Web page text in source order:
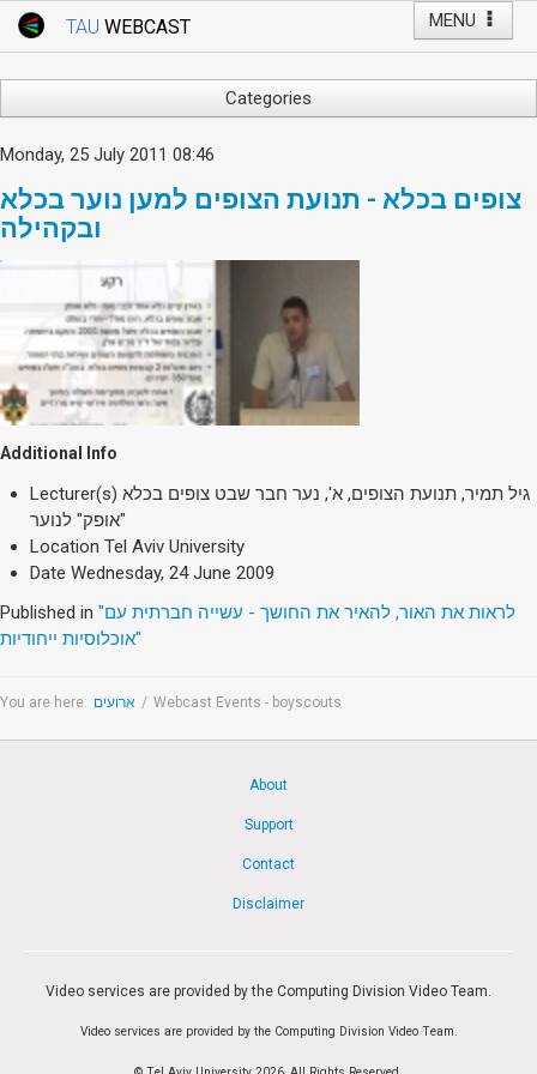
MENU
TAU WEBCAST
Webcast: Courses
Events
Live Webcast
Faculty Events
YouTube Channel
Categories
Business & Management
Computers
Education
Faculty of Law
History
Humanities
Lecture Series
Science
Society & Politics
TAU General
SEARCH
Search
Monday, 25 July 2011 08:46
צופים בכלא - תנועת הצופים למען נוער בכלא
ובקהילה
Additional Info
Lecturer(s) גיל תמיר, תנועת הצופים, א', נער חבר שבט צופים בכלא
"אופק" לנוער
Location Tel Aviv University
Date Wednesday, 24 June 2009
Published in "לראות את האור, להאיר את החושך - עשייה חברתית עם
אוכלוסיות ייחודיות"
You are here: ארועים / Webcast Events - boyscouts
About
Support
Contact
Disclaimer
Video services are provided by the Computing Division Video Team.
Video services are provided by the Computing Division Video Team.